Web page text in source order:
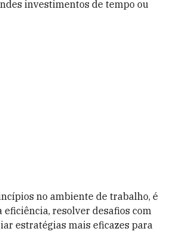
investimentos de tempo ou
no ambiente de trabalho, é
resolver desafios com
estratégias mais eficazes para